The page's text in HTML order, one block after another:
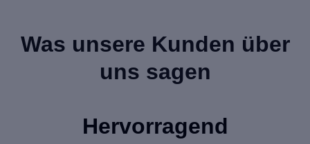
Was unsere Kunden über
uns sagen
Hervorragend